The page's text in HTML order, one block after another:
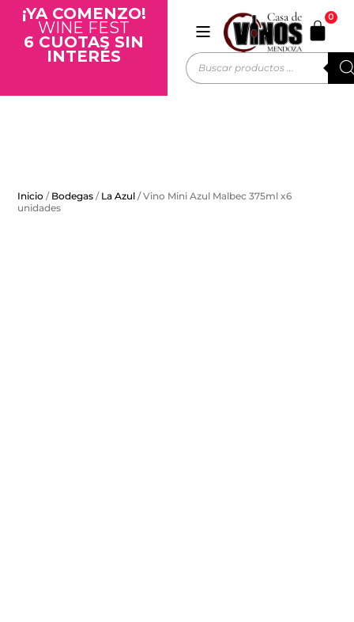
¡YA COMENZO!
WINE FEST
6 CUOTAS SIN
INTERÉS
0
Inicio / Bodegas / La Azul / Vino Mini Azul Malbec 375ml x6
unidades